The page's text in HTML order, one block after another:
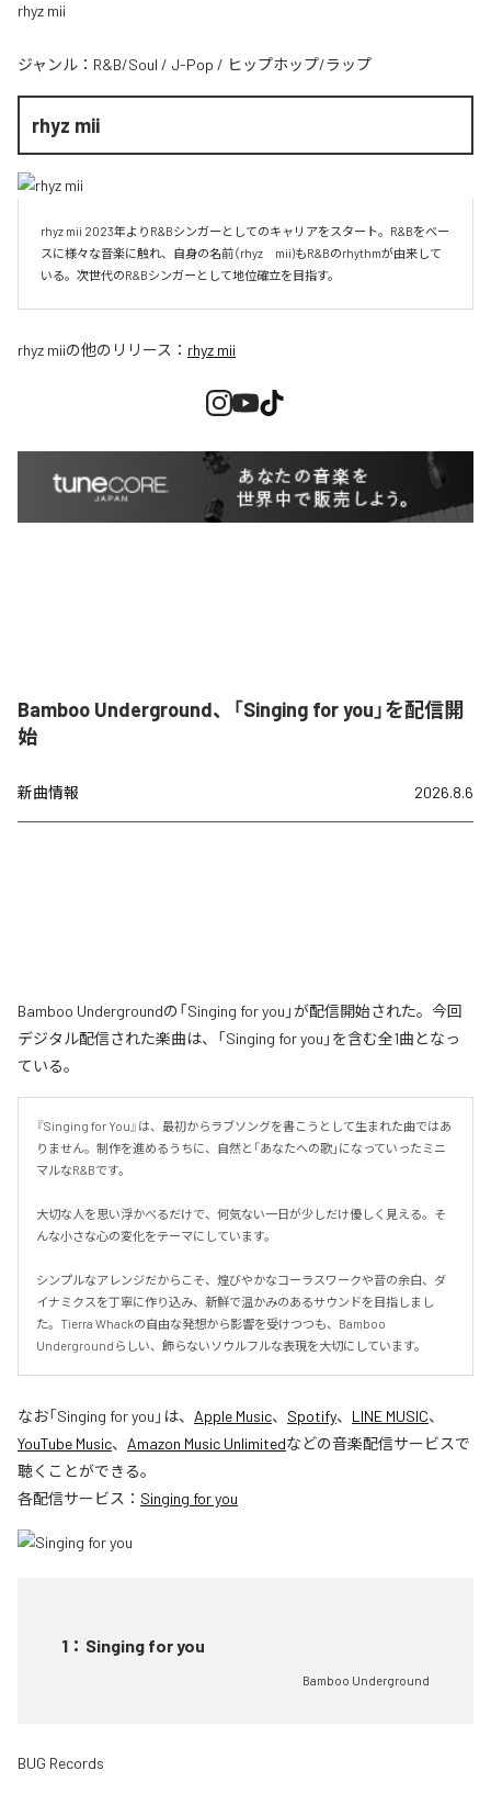
rhyz mii
ジャンル： R&B/Soul / J-Pop / ヒップホップ/ラップ
rhyz mii
rhyz mii 2023年よりR&Bシンガーとしてのキャリアをスタート。R&Bをベー
スに様々な音楽に触れ、自身の名前（rhyz　mii)もR&Bのrhythmが由来して
いる。次世代のR&Bシンガーとして地位確立を目指す。
rhyz miiの他のリリース： rhyz mii
Bamboo Underground、「Singing for you」を配信開
始
新曲情報 2026.8.6
Bamboo Undergroundの「Singing for you」が配信開始された。今回
デジタル配信された楽曲は、「Singing for you」を含む全1曲となっ
ている。
『Singing for You』は、最初からラブソングを書こうとして生まれた曲ではあ
りません。制作を進めるうちに、自然と「あなたへの歌」になっていったミニ
マルなR&Bです。
大切な人を思い浮かべるだけで、何気ない一日が少しだけ優しく見える。そ
んな小さな心の変化をテーマにしています。
シンプルなアレンジだからこそ、煌びやかなコーラスワークや音の余白、ダ
イナミクスを丁寧に作り込み、新鮮で温かみのあるサウンドを目指しまし
た。Tierra Whackの自由な発想から影響を受けつつも、Bamboo
Undergroundらしい、飾らないソウルフルな表現を大切にしています。
なお「Singing for you 」は、 Apple Music、 Spotify、 LINE MUSIC、
YouTube Music、 Amazon Music Unlimitedなどの音楽配信サービスで
聴くことができる。
各配信サービス： Singing for you
1 ： Singing for you
Bamboo Underground
BUG Records